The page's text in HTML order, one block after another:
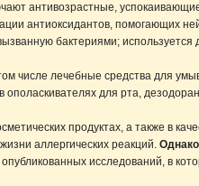
антивозрастные,
антиоксидантов, помогающих
бактериями;
числе лечебные средства для
ополаскивателях для рта,
продуктах, а также
аллергических реакций.Однако
исследований, в